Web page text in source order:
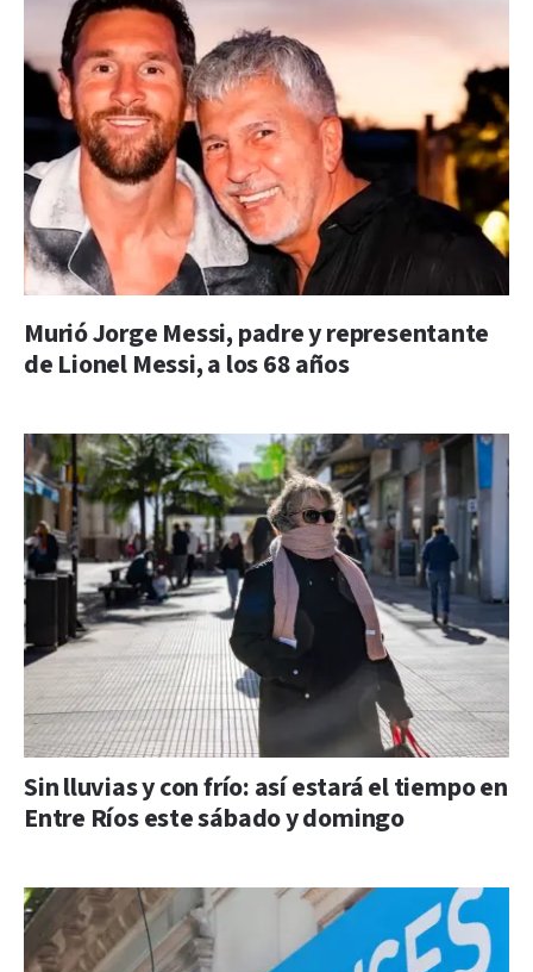
Murió Jorge Messi, padre y representante
de Lionel Messi, a los 68 años
Sin lluvias y con frío: así estará el tiempo en
Entre Ríos este sábado y domingo